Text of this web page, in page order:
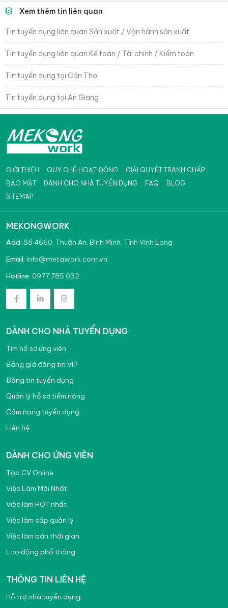
Xem thêm tin liên quan
Tin tuyển dụng liên quan Sản xuất / Vận hành sản xuất
Tin tuyển dụng liên quan Kế toán / Tài chính / Kiểm toán
Tin tuyển dụng tại Cần Thơ
Tin tuyển dụng tại An Giang
GIỚI THIỆU QUY CHẾ HOẠT ĐỘNG
GIẢI QUYẾT TRANH CHẤP
BẢO MẬT
DÀNH CHO NHÀ TUYỂN DỤNG FAQ
BLOG
SITEMAP
MEKONGWORK
Add: Số 4660, Thuận An, Bình Minh, Tỉnh Vĩnh Long
Email: info@metawork.com.vn
Hotline: 0977.785.032
DÀNH CHO NHÀ TUYỂN DỤNG
Tìm hồ sơ ứng viên
Bảng giá đăng tin VIP
Đăng tin tuyển dụng
Quản lý hồ sơ tiềm năng
Cẩm nang tuyển dụng
Liên hệ
DÀNH CHO ỨNG VIÊN
Tạo CV Online
Việc Làm Mới Nhất
Việc làm HOT nhất
Việc làm cấp quản lý
Việc làm bán thời gian
Lao động phổ thông
THÔNG TIN LIÊN HỆ
Hỗ trợ nhà tuyển dụng